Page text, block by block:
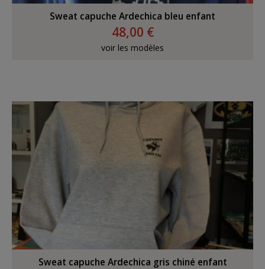
Sweat capuche Ardechica bleu enfant
48,00 €
voir les modèles
Sweat capuche Ardechica gris chiné enfant